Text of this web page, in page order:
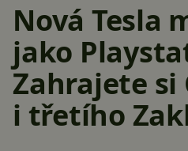
Nová Tesla
jako
Zahrajete si
i třetího